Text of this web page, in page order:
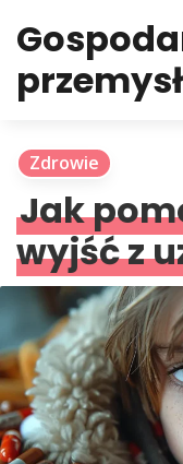
przemysł
Zdrowie
Jak
wyjść z